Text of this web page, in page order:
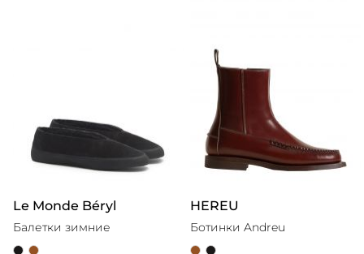
Le Monde Béryl
Балетки зимние
HEREU
Ботинки Andreu